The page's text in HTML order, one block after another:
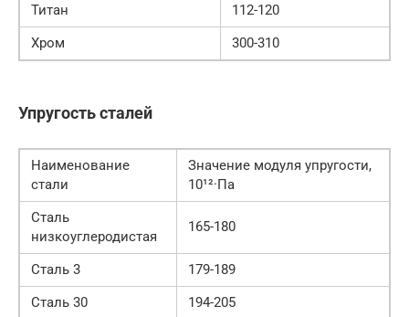
Титан
112-120
Хром
300-310
Упругость сталей
Наименование
стали
Значение модуля упругости,
10¹²·Па
Сталь
низкоуглеродистая
165-180
Сталь 3
179-189
Сталь 30
194-205